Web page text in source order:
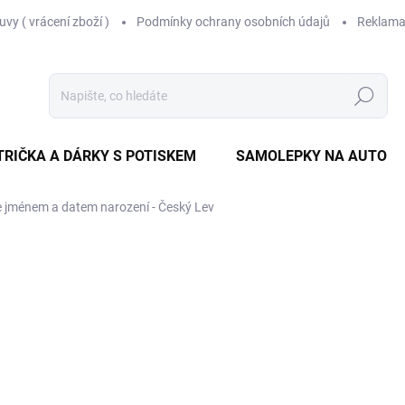
( vrácení zboží ) Podmínky ochrany osobních údajů
Hledat
A DÁRKY S POTISKEM SAMOLEPKY NA AUTO
jménem a datem narození - Český Lev